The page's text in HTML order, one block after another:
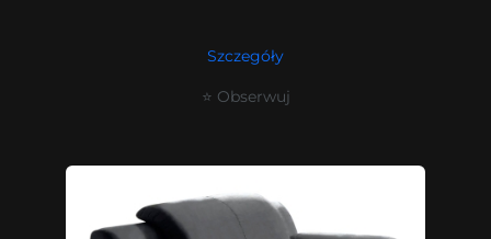
Szczegóły
⭐ Obserwuj